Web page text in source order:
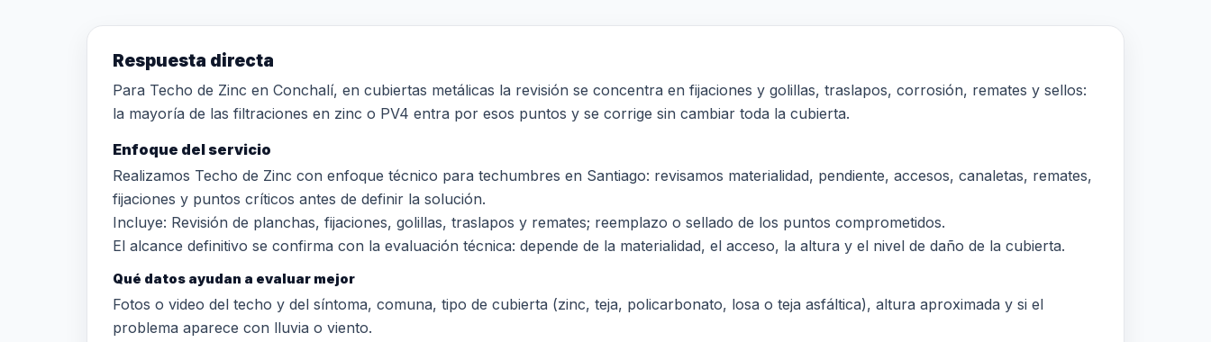
Respuesta directa
Para Techo de Zinc en Conchalí, en cubiertas metálicas la revisión se concentra en fijaciones y golillas, traslapos, corrosión, remates y sellos:
la mayoría de las filtraciones en zinc o PV4 entra por esos puntos y se corrige sin cambiar toda la cubierta.
Enfoque del servicio
Realizamos Techo de Zinc con enfoque técnico para techumbres en Santiago: revisamos materialidad, pendiente, accesos, canaletas, remates,
fijaciones y puntos críticos antes de definir la solución.
Incluye: Revisión de planchas, fijaciones, golillas, traslapos y remates; reemplazo o sellado de los puntos comprometidos.
El alcance definitivo se confirma con la evaluación técnica: depende de la materialidad, el acceso, la altura y el nivel de daño de la cubierta.
Qué datos ayudan a evaluar mejor
Fotos o video del techo y del síntoma, comuna, tipo de cubierta (zinc, teja, policarbonato, losa o teja asfáltica), altura aproximada y si el
problema aparece con lluvia o viento.